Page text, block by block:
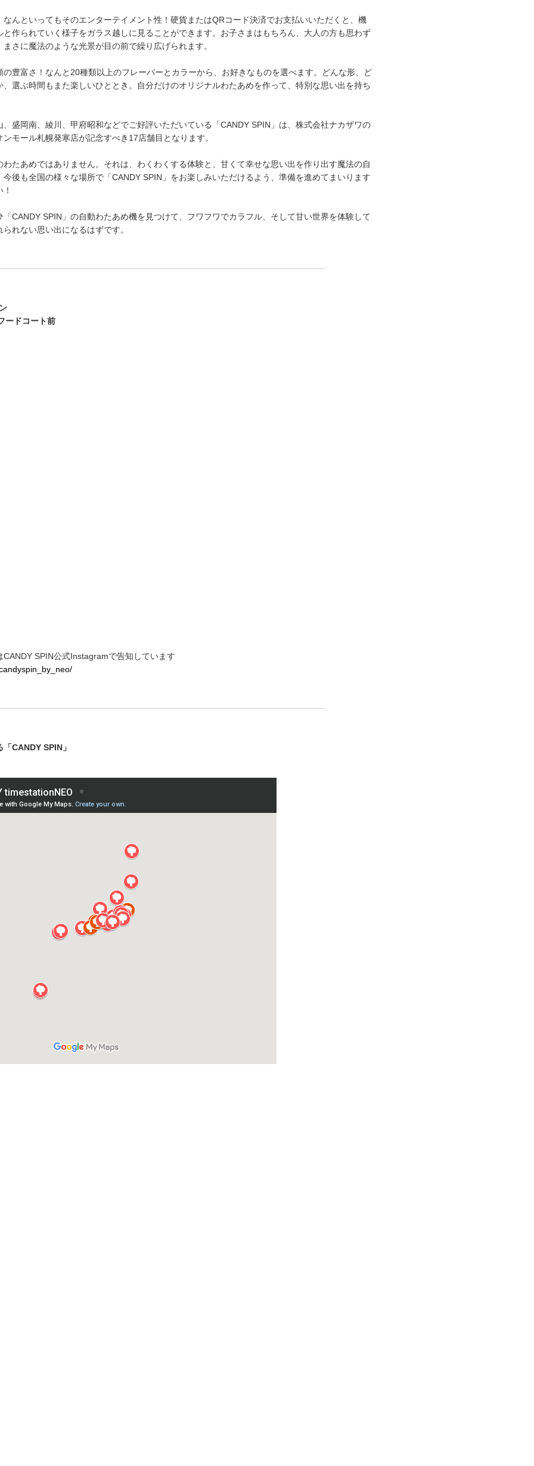
なんといってもそのエンターテイメント性！硬貨またはQRコード決済でお支払いいただくと、機
作られていく様子をガラス越しに見ることができます。お子さまはもちろん、大人の方も思わず
さに魔法のような光景が目の前で繰り広げられます。
の豊富さ！なんと20種類以上のフレーバーとカラーから、お好きなものを選べます。どんな形、ど
、選ぶ時間もまた楽しいひととき。自分だけのオリジナルわたあめを作って、特別な思い出を持ち
盛岡南、綾川、甲府昭和などでご好評いただいている「CANDY SPIN」は、株式会社ナカザワの
モール札幌発寒店が記念すべき17店舗目となります。
わたあめではありません。それは、わくわくする体験と、甘くて幸せな思い出を作り出す魔法の自
後も全国の様々な場所で「CANDY SPIN」をお楽しみいただけるよう、準備を進めてまいります
CANDY SPIN」の自動わたあめ機を見つけて、フワフワでカラフル、そして甘い世界を体験して
れない思い出になるはずです。
ードコート前
SPIN公式Instagramで告知しています
CANDY SPIN」